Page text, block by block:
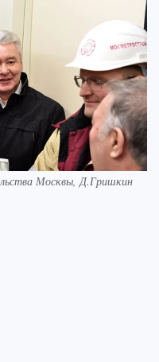
Москвы, Д.Гришкин